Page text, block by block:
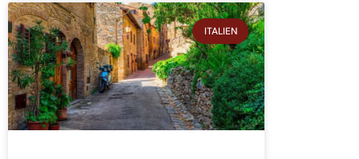
ITALIEN